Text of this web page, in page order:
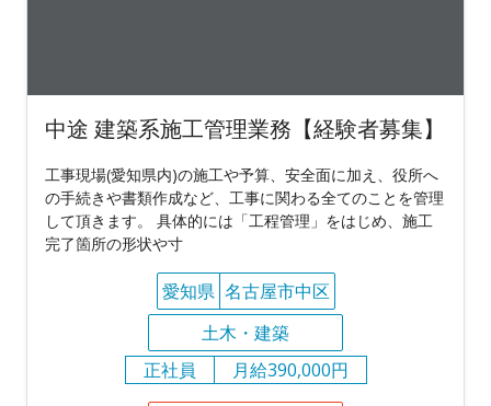
中途 建築系施工管理業務【経験者募集】
工事現場(愛知県内)の施工や予算、安全面に加え、役所へ
の手続きや書類作成など、工事に関わる全てのことを管理
して頂きます。 具体的には「工程管理」をはじめ、施工
完了箇所の形状や寸
愛知県 名古屋市中区
土木・建築
正社員
月給390,000円